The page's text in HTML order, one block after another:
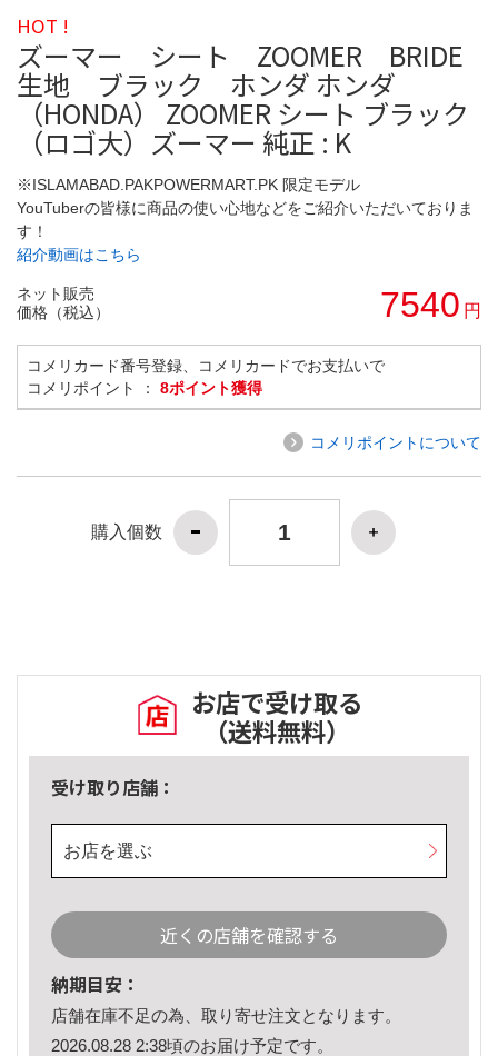
HOT !
ズーマー シート ZOOMER BRIDE
生地 ブラック ホンダ ホンダ
（HONDA） ZOOMER シート ブラック
（ロゴ大）ズーマー 純正 : K
※ISLAMABAD.PAKPOWERMART.PK 限定モデル
YouTuberの皆様に商品の使い心地などをご紹介いただいておりま
す！
紹介動画はこちら
ネット販売
価格（税込）
7540 円
コメリカード番号登録、コメリカードでお支払いで
コメリポイント ： 8ポイント獲得
コメリポイントについて
購入個数
お店で受け取る
（送料無料）
受け取り店舗：
お店を選ぶ
近くの店舗を確認する
納期目安：
店舗在庫不足の為、取り寄せ注文となります。
2026.08.28 2:38頃のお届け予定です。